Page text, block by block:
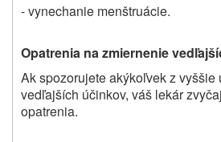
- vynechanie menštruácie.
Opatrenia na zmiernenie
Ak spozorujete akýkoľvek z vyššie
vedľajších účinkov, váš lekár
opatrenia.